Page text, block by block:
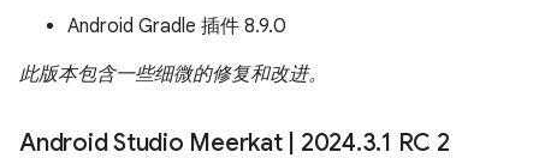
Android Gradle 插件 8.9.0
此版本包含一些细微的修复和改进。
Android Studio Meerkat 2024.3.1 RC 2